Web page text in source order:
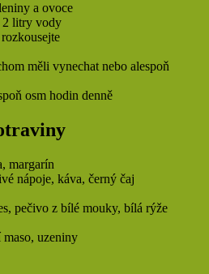
a ovoce
2 litry vody
měli vynechat nebo alespoň
osm hodin denně
margarín
nápoje, káva, černý čaj
pečivo z bílé mouky, bílá rýže
uzeniny